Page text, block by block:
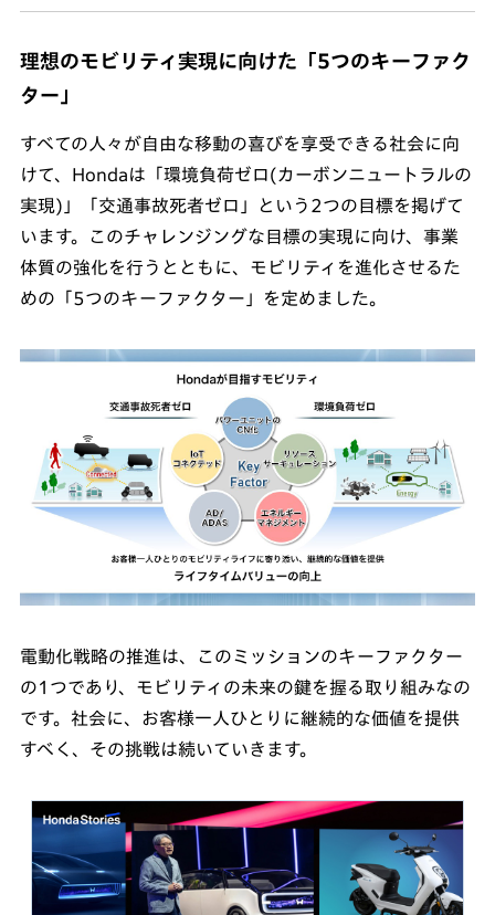
理想のモビリティ実現に向けた「5つのキーファク
ター」
すべての人々が自由な移動の喜びを享受できる社会に向
けて、Hondaは「環境負荷ゼロ(カーボンニュートラルの
実現)」「交通事故死者ゼロ」という2つの目標を掲げて
います。このチャレンジングな目標の実現に向け、事業
体質の強化を行うとともに、モビリティを進化させるた
めの「5つのキーファクター」を定めました。
電動化戦略の推進は、このミッションのキーファクター
の1つであり、モビリティの未来の鍵を握る取り組みなの
です。社会に、お客様一人ひとりに継続的な価値を提供
すべく、その挑戦は続いていきます。